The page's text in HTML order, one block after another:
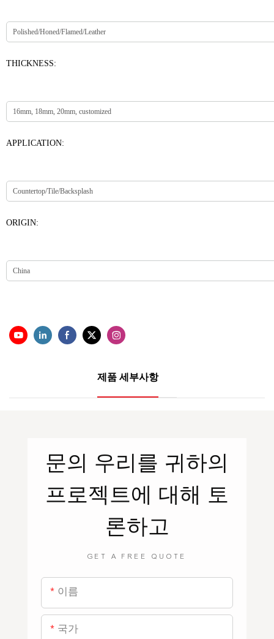
THICKNESS:
APPLICATION:
ORIGIN:
제품 세부사항
문의 우리를 귀하의
프로젝트에 대해 토
론하고
GET A FREE QUOTE
이름
국가